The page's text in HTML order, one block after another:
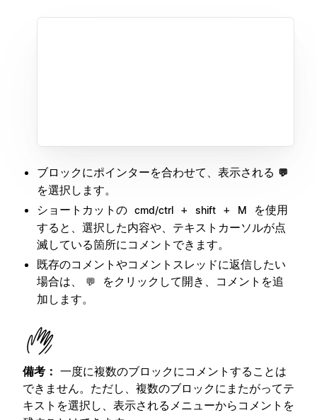
ブロックにポインターを合わせて、表示される 💬
を選択します。
ショートカットの cmd/ctrl + shift + M
を使用
すると、選択した内容や、テキストカーソルが点
滅している箇所にコメントできます。
既存のコメントやコメントスレッドに返信したい
場合は、
💬
をクリックして開き、コメントを追
加します。
備考： 一度に複数のブロックにコメントすることは
できません。ただし、複数のブロックにまたがってテ
キストを選択し、表示されるメニューからコメントを